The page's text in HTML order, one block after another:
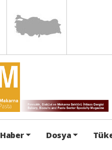
Haber Dosya